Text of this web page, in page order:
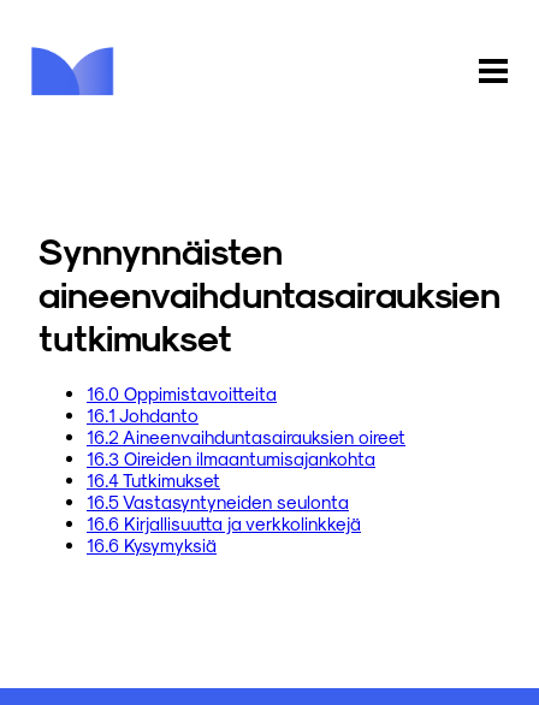
KIRJAUDU
Synnynnäisten
aineenvaihduntasairauksien
tutkimukset
16.0 Oppimistavoitteita
16.1 Johdanto
16.2 Aineenvaihduntasairauksien oireet
16.3 Oireiden ilmaantumisajankohta
16.4 Tutkimukset
16.5 Vastasyntyneiden seulonta
16.6 Kirjallisuutta ja verkkolinkkejä
16.6 Kysymyksiä